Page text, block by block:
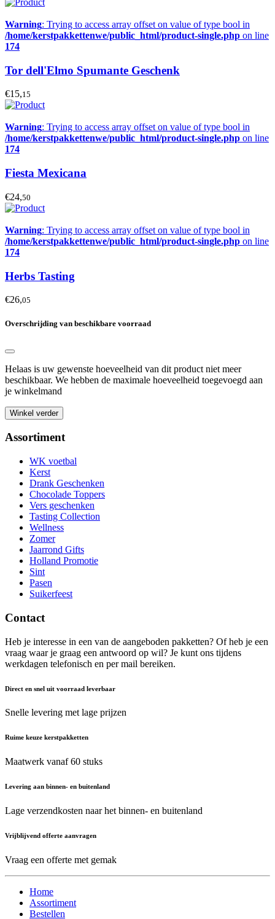
Warning: Trying to access array offset on value of type bool in
/home/kerstpakkettenwe/public_html/product-single.php on line
174
Tor dell'Elmo Spumante Geschenk
€15,15
Warning: Trying to access array offset on value of type bool in
/home/kerstpakkettenwe/public_html/product-single.php on line
174
Fiesta Mexicana
€24,50
Warning: Trying to access array offset on value of type bool in
/home/kerstpakkettenwe/public_html/product-single.php on line
174
Herbs Tasting
€26,05
Overschrijding van beschikbare voorraad
Helaas is uw gewenste hoeveelheid van dit product niet meer
beschikbaar. We hebben de maximale hoeveelheid toegevoegd aan
je winkelmand
Winkel verder
Assortiment
WK voetbal
Kerst
Drank Geschenken
Chocolade Toppers
Vers geschenken
Tasting Collection
Wellness
Zomer
Jaarrond Gifts
Holland Promotie
Sint
Pasen
Suikerfeest
Contact
Heb je interesse in een van de aangeboden pakketten? Of heb je een
vraag waar je graag een antwoord op wil? Je kunt ons tijdens
werkdagen telefonisch en per mail bereiken.
Direct en snel uit voorraad leverbaar
Snelle levering met lage prijzen
Ruime keuze kerstpakketten
Maatwerk vanaf 60 stuks
Levering aan binnen- en buitenland
Lage verzendkosten naar het binnen- en buitenland
Vrijblijvend offerte aanvragen
Vraag een offerte met gemak
Home
Assortiment
Bestellen